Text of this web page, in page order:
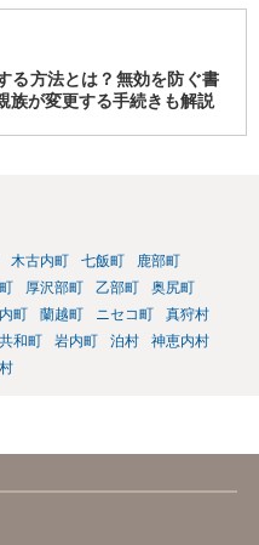
る方法とは？無効を防ぐ書
族が変更する手続きも解説
木古内町 七飯町
鹿部町
厚沢部町 乙部町
奥尻町
町 蘭越町 ニセコ町
真狩村
共和町 岩内町 泊村
神恵内村